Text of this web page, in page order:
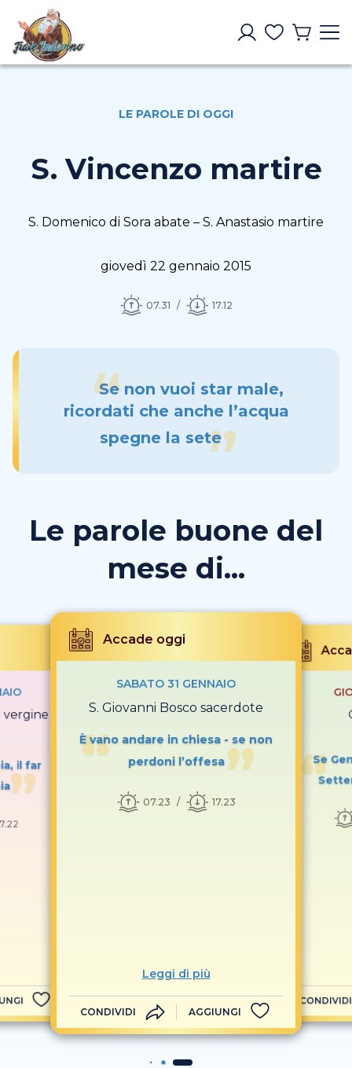
LE PAROLE DI OGGI
S. Vincenzo martire
S. Domenico di Sora abate – S. Anastasio martire
giovedì 22 gennaio 2015
07.31 17.12
Se non vuoi star male,
ricordati che anche l’acqua
spegne la sete
Le parole buone del
mese di...
vergine
il far
Accade oggi
SABATO 31 GENNAIO
S. Giovanni Bosco sacerdote
È vano andare in chiesa - se non
perdoni l’offesa
07.23 17.23
Leggi di più
CONDIVIDI AGGIUNGI
Se
CONDIVIDI